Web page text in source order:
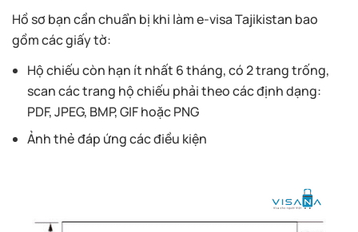
Hồ sơ bạn cần chuẩn bị khi làm e-visa Tajikistan bao
gồm các giấy tờ:
Hộ chiếu còn hạn ít nhất 6 tháng, có 2 trang trống,
scan các trang hộ chiếu phải theo các định dạng:
PDF, JPEG, BMP, GIF hoặc PNG
Ảnh thẻ đáp ứng các điều kiện